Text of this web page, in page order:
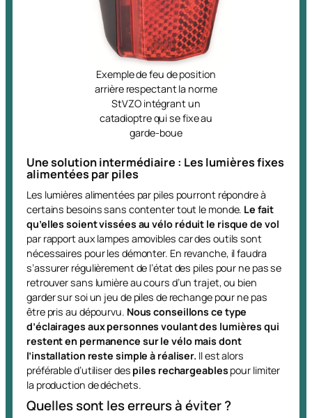
Exemple de feu de position
arrière respectant la norme
StVZO intégrant un
catadioptre qui se fixe au
garde-boue
Une solution intermédiaire : Les lumières fixes
alimentées par piles
Les lumières alimentées par piles pourront répondre à
certains besoins sans contenter tout le monde. Le fait
qu’elles soient vissées au vélo réduit le risque de vol
par rapport aux lampes amovibles car des outils sont
nécessaires pour les démonter. En revanche, il faudra
s’assurer régulièrement de l’état des piles pour ne pas se
retrouver sans lumière au cours d’un trajet, ou bien
garder sur soi un jeu de piles de rechange pour ne pas
être pris au dépourvu. Nous conseillons ce type
d’éclairages aux personnes voulant des lumières qui
restent en permanence sur le vélo mais dont
l’installation reste simple à réaliser. Il est alors
préférable d’utiliser des piles rechargeablespour limiter
la production de déchets.
Quelles sont les erreurs à éviter ?